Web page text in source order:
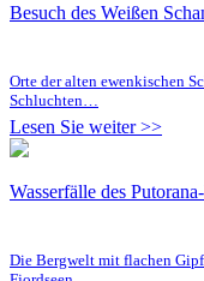
Besuch des Weißen
Orte der alten ewenkischen
Schluchten…
Lesen Sie weiter >>
Wasserfälle des
Die Bergwelt mit flachen